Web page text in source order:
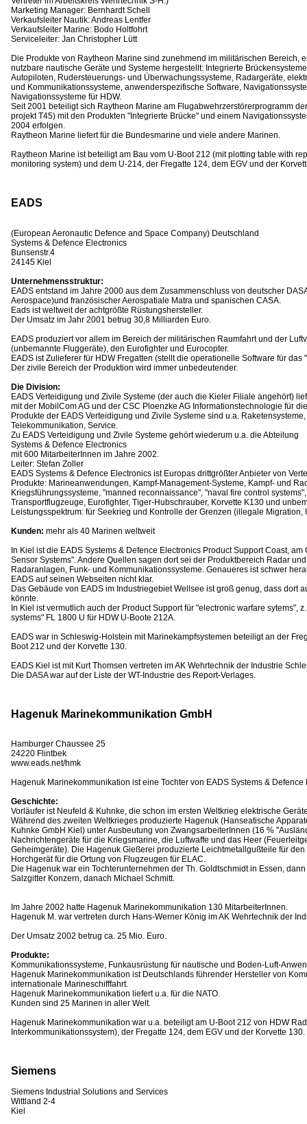
Marketing Manager: Bernhardt Schell
Verkaufsleiter Nautik: Andreas Lentfer
Verkaufsleiter Marine: Bodo Holtfohrt
Serviceleiter: Jan Christopher Lütt
Die Produkte von Raytheon Marine sind zunehmend im militärischen Bereich,
nutzbare nautische Geräte und Systeme hergestellt: Integrierte
Autopiloten, Rudersteuerungs- und Überwachungssysteme, Radargeräte,
und Kommunikationssysteme, anwenderspezifische Software,
Navigationssysteme für HDW.
Seit 2001 beteiligt sich Raytheon Marine am Flugabwehrzerstörerprogramm
projekt T45) mit den Produkten "Integrierte Brücke" und einem
2004 erfolgen.
Raytheon Marine liefert für die Bundesmarine und viele andere Marinen.
Raytheon Marine ist beteiligt am Bau vom U-Boot 212 (mit plotting table with
monitoring system) und dem U-214, der Fregatte 124, dem EGV und der
EADS
(European Aeronautic Defence and Space Company) Deutschland
Systems & Defence Electronics
Bunsenstr.4
24145 Kiel
Unternehmensstruktur:
EADS entstand im Jahre 2000 aus dem Zusammenschluss von deutscher
Aerospace)und französischer Aerospatiale Matra und spanischen CASA.
Eads ist weltweit der achtgrößte Rüstungshersteller.
Der Umsatz im Jahr 2001 betrug 30,8 Milliarden Euro.
EADS produziert vor allem im Bereich der militärischen Raumfahrt und der
(unbemannte Fluggeräte), den Eurofighter und Eurocopter.
EADS ist Zulieferer für HDW Fregatten (stellt die operationelle Software für das
Der zivile Bereich der Produktion wird immer unbedeutender.
Die Division:
EADS Verteidigung und Zivile Systeme (der auch die Kieler Filiale angehört)
mit der MobilCom AG und der CSC Ploenzke AG Informationstechnologie für
Produkte der EADS Verteidigung und Zivile Systeme sind u.a.
Telekommunikation, Service.
Zu EADS Verteidigung und Zivile Systeme gehört wiederum u.a. die Abteilung
Systems & Defence Electronics
mit 600 MitarbeiterInnen im Jahre 2002.
Leiter: Stefan Zoller
EADS Systems & Defence Electronics ist Europas drittgrößter Anbieter von
Produkte: Marineanwendungen, Kampf-Management-Systeme, Kampf- und
Kriegsführungssysteme, "manned reconnaissance", "naval fire control
Transportflugzeuge, Eurofighter, Tiger-Hubschrauber, Korvette K130 und
Leistungsspektrum: für Seekrieg und Kontrolle der Grenzen (illegale Migration,
Kunden: mehr als 40 Marinen weltweit
In Kiel ist die EADS Systems & Defence Electronics Product Support Coast, am
Sensor Systems". Andere Quellen sagen dort sei der Produktbereich Radar
Radaranlagen, Funk- und Kommunikationssysteme. Genaueres ist schwer
EADS auf seinen Webseiten nicht klar.
Das Gebäude von EADS im Industriegebiet Wellsee ist groß genug, dass dort
könnte.
In Kiel ist vermutlich auch der Product Support für "electronic warfare sytems",
systems" FL 1800 U für HDW U-Boote 212A.
EADS war in Schleswig-Holstein mit Marinekampfsystemen beteiligt an der
Boot 212 und der Korvette 130.
EADS Kiel ist mit Kurt Thomsen vertreten im AK Wehrtechnik der Industrie
Die DASA war auf der Liste der WT-Industrie des Report-Verlages.
Hagenuk Marinekommunikation GmbH
Hamburger Chaussee 25
24220 Flintbek
www.eads.net/hmk
Hagenuk Marinekommunikation ist eine Tochter von EADS Systems & Defence
Geschichte:
Vorläufer ist Neufeld & Kuhnke, die schon im ersten Weltkrieg elektrische
Während des zweiten Weltkrieges produzierte Hagenuk (Hanseatische
Kuhnke GmbH Kiel) unter Ausbeutung von ZwangsarbeiterInnen (16 %
Nachrichtengeräte für die Kriegsmarine, die Luftwaffe und das Heer
Geheimgeräte). Die Hagenuk Gießerei produzierte Leichtmetallgußteile für
Horchgerät für die Ortung von Flugzeugen für ELAC.
Die Hagenuk war ein Tochterunternehmen der Th. Goldtschmidt in Essen,
Salzgitter Konzern, danach Michael Schmitt.
Im Jahre 2002 hatte Hagenuk Marinekommunikation 130 MitarbeiterInnen.
Hagenuk M. war vertreten durch Hans-Werner König im AK Wehrtechnik der
Der Umsatz 2002 betrug ca. 25 Mio. Euro.
Produkte:
Kommunikationssysteme, Funkausrüstung für nautische und Boden-Luft-
Hagenuk Marinekommunikation ist Deutschlands führender Hersteller von
internationale Marineschifffahrt.
Hagenuk Marinekommunikation liefert u.a. für die NATO.
Kunden sind 25 Marinen in aller Welt.
Hagenuk Marinekommunikation war u.a. beteiligt am U-Boot 212 von HDW
Interkommunikationssystem), der Fregatte 124, dem EGV und der Korvette 130.
Siemens
Siemens Industrial Solutions and Services
Wittland 2-4
Kiel